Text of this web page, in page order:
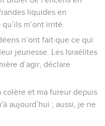
liquides en
m’ont irrité.
n’ont fait que ce qui
jeunesse. Les Israélites
d’agir, déclare
colère et ma fureur depuis
aujourd’hui ; aussi, je ne